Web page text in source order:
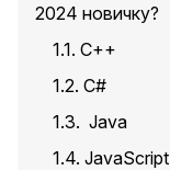
2024 новичку?
1.1. С++
1.2. C#
1.3. Java
1.4. JavaScript